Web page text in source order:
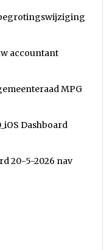
accountant
MPG
Dashboard
20-5-2026 nav